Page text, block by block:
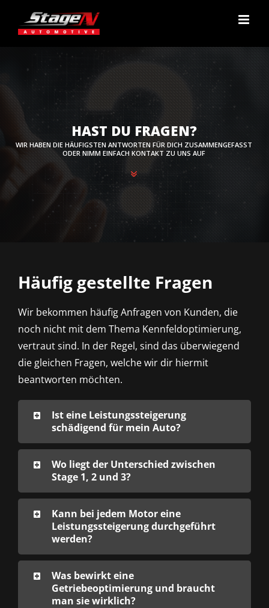
Inhalt
HAST DU FRAGEN?
WIR HABEN DIE HÄUFIGSTEN ANTWORTEN FÜR DICH ZUSAMMENGEFASST
ODER NIMM EINFACH KONTAKT ZU UNS AUF
Häufig gestellte Fragen
Wir bekommen häufig Anfragen von Kunden, die
noch nicht mit dem Thema Kennfeldoptimierung,
vertraut sind. In der Regel, sind das überwiegend
die gleichen Fragen, welche wir dir hiermit
beantworten möchten.
Ist eine Leistungssteigerung
schädigend für mein Auto?
Wo liegt der Unterschied zwischen
Stage 1, 2 und 3?
Kann bei jedem Motor eine
Leistungssteigerung durchgeführt
werden?
Was bewirkt eine
Getriebeoptimierung und braucht
man sie wirklich?